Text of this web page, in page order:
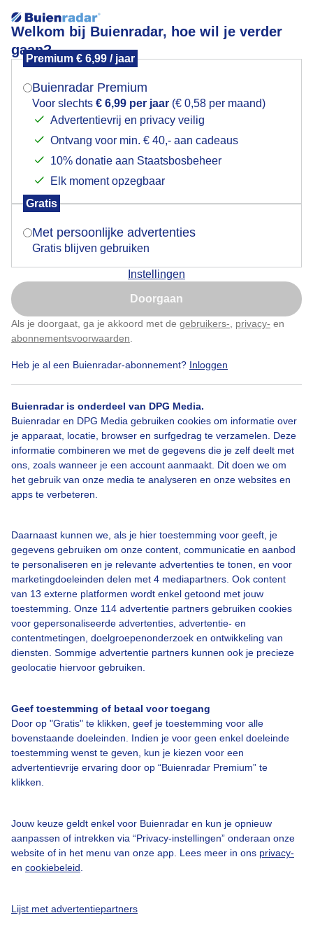
Welkom bij Buienradar, hoe wil je verder
gaan?
Premium € 6,99 / jaar
Buienradar Premium
Voor slechts € 6,99 per jaar (€ 0,58 per maand)
Advertentievrij en privacy veilig
Ontvang voor min. € 40,- aan cadeaus
10% donatie aan Staatsbosbeheer
Elk moment opzegbaar
Gratis
Met persoonlijke advertenties
Gratis blijven gebruiken
Instellingen
Doorgaan
Als je doorgaat, ga je akkoord met de gebruikers- privacy- en
abonnementsvoorwaarden
Heb je al een Buienradar-abonnement? Inloggen
Buienradar is onderdeel van DPG Media.
Buienradar en DPG Media gebruiken cookies om informatie over
je apparaat, locatie, browser en surfgedrag te verzamelen. Deze
informatie combineren we met de gegevens die je zelf deelt met
ons, zoals wanneer je een account aanmaakt. Dit doen we om
het gebruik van onze media te analyseren en onze websites en
apps te verbeteren.
Daarnaast kunnen we, als je hier toestemming voor geeft, je
gegevens gebruiken om onze content, communicatie en aanbod
te personaliseren en je relevante advertenties te tonen, en voor
marketingdoeleinden delen met 4 mediapartners. Ook content
van 13 externe platformen wordt enkel getoond met jouw
toestemming. Onze 114 advertentie partners gebruiken cookies
voor gepersonaliseerde advertenties, advertentie- en
contentmetingen, doelgroepenonderzoek en ontwikkeling van
diensten. Sommige advertentie partners kunnen ook je precieze
geolocatie hiervoor gebruiken.
Geef toestemming of betaal voor toegang
Door op "Gratis" te klikken, geef je toestemming voor alle
bovenstaande doeleinden. Indien je voor geen enkel doeleinde
toestemming wenst te geven, kun je kiezen voor een
advertentievrije ervaring door op “Buienradar Premium” te
klikken.
Jouw keuze geldt enkel voor Buienradar en kun je opnieuw
aanpassen of intrekken via “Privacy-instellingen” onderaan onze
website of in het menu van onze app. Lees meer in ons privacy-
en cookiebeleid
Lijst met advertentiepartners
Mooie zonnige dag
Door: MaryF Gemaakt: 01-03-2024, 56x bekeken
Mooiezonnigedag Helderblauwelucht
Bekijk slideshow
Over Buienradar
Bedrijfsgegevens
Contact
Toegankelijkheid
Gebruikersvoorwaarden
Adverteren
Privacy beleid
Cookie beleid
Mogen we je locatie gebruiken voor het
Indien je hier nog geen akkoord op hebt gegeven,
verschijnt er zo een pop-up uit je browser waarin
Is goed, toon de popup
Nu niet, misschien later
Klik hierom dit aan te passen